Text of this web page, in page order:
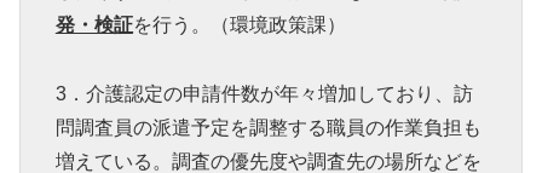
発・検証を行う。（環境政策課）
3．介護認定の申請件数が年々増加しており、訪
問調査員の派遣予定を調整する職員の作業負担も
増えている。調査の優先度や調査先の場所などを